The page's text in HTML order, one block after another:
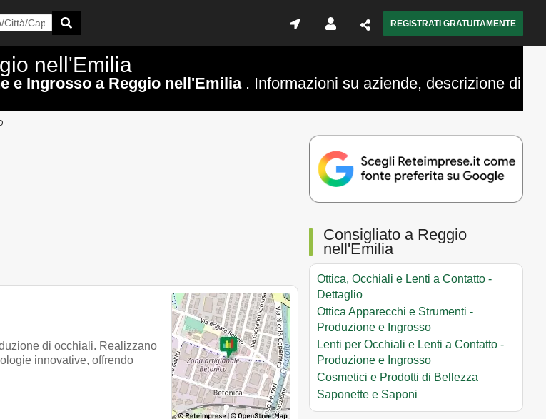
REGISTRATI GRATUITAMENTE
nell'Emilia
e Ingrosso a Reggio nell'Emilia. Informazioni su aziende, descrizione di
di occhiali. Realizzano
innovative, offrendo
Consigliato a Reggio
nell'Emilia
Ottica, Occhiali e Lenti a Contatto -
Dettaglio
Ottica Apparecchi e Strumenti -
Produzione e Ingrosso
Lenti per Occhiali e Lenti a Contatto -
Produzione e Ingrosso
Cosmetici e Prodotti di Bellezza
Saponette e Saponi